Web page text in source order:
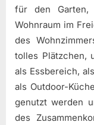
für den Garten,
Wohnraum im
des
tolles Plätzchen,
als Essbereich,
als Outdoor-
genutzt werden
des